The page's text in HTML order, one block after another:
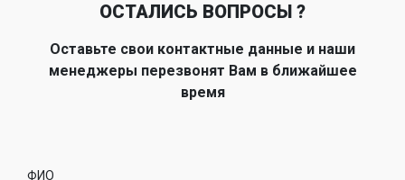
ОСТАЛИСЬ ВОПРОСЫ ?
Оставьте свои контактные данные и наши
менеджеры перезвонят Вам в ближайшее
время
ФИО